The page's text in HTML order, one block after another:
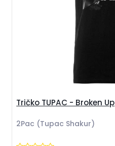
Tričko TUPAC - Broken Up
2Pac (Tupac Shakur)